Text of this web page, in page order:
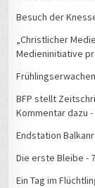
Besuch der
„Christlicher
Medieninitiative
BFP stellt
Kommentar dazu -
Endstation
Die erste Bleibe -
Ein Tag im